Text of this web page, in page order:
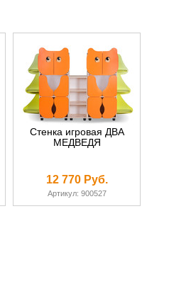
Стенка игровая ДВА
МЕДВЕДЯ
12 770 Руб.
Артикул: 900527